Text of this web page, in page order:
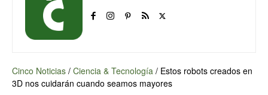
Cinco Noticias / Ciencia & Tecnología / Estos robots creados en
3D nos cuidarán cuando seamos mayores